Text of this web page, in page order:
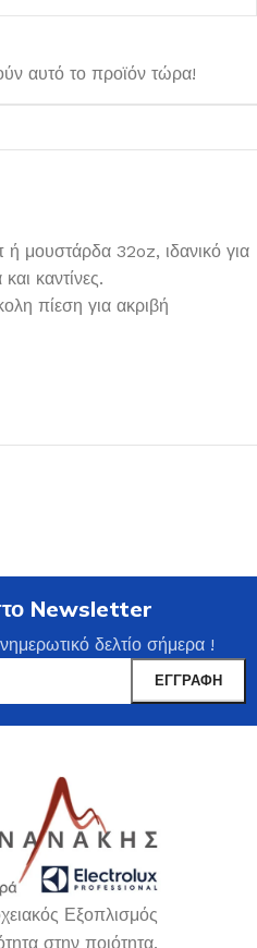
αυτό το προϊόν τώρα!
μουστάρδα 32oz, ιδανικό για
καντίνες.
πίεση για ακριβή
Newsletter
δελτίο σήμερα !
Εξοπλισμός
στην ποιότητα.